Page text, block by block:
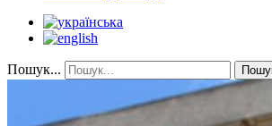
Пошук...